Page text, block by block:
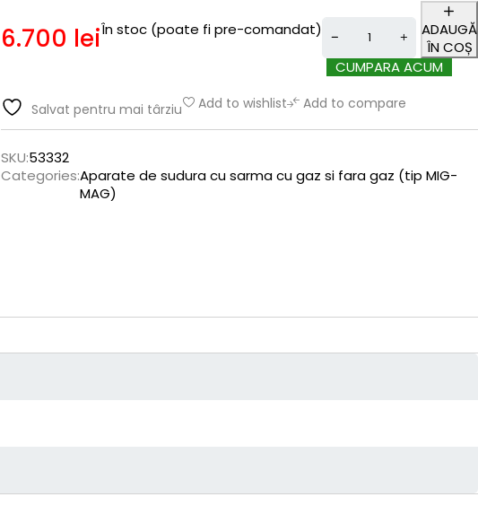
6.700 leiÎn stoc (poate fi pre-comandat)
ADAUGĂ
ÎN COȘ
CUMPARA ACUM
Salvat pentru mai târziu Add to wishlist Add to compare
SKU:53332
Categories:Aparate de sudura cu sarma cu gaz si fara gaz (tip MIG-
MAG)